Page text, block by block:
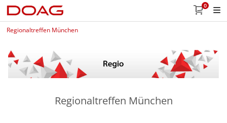
0
Regionaltreffen München
Regionaltreffen München